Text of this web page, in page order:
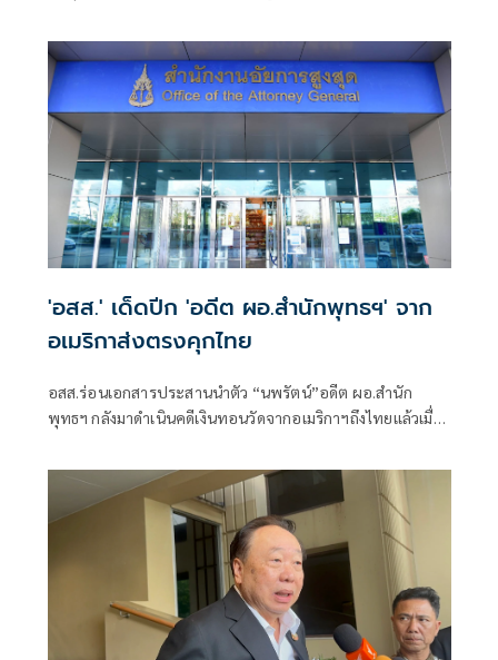
'อสส.' เด็ดปีก 'อดีต ผอ.สำนักพุทธฯ' จาก
อเมริกาส่งตรงคุกไทย
อสส.ร่อนเอกสารประสานนำตัว “นพรัตน์”อดีต ผอ.สำนัก
พุทธฯ กลังมาดำเนินคดีเงินทอนวัดจากอเมริกาฯถึงไทยเเล้วเมื่อ